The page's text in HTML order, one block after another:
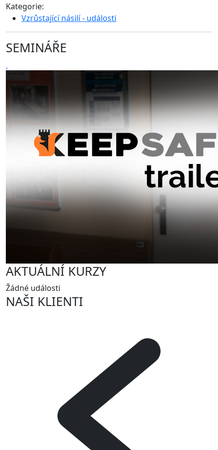
Kategorie:
Vzrůstající násilí - události
SEMINÁŘE
AKTUÁLNÍ KURZY
Žádné události
NAŠI KLIENTI